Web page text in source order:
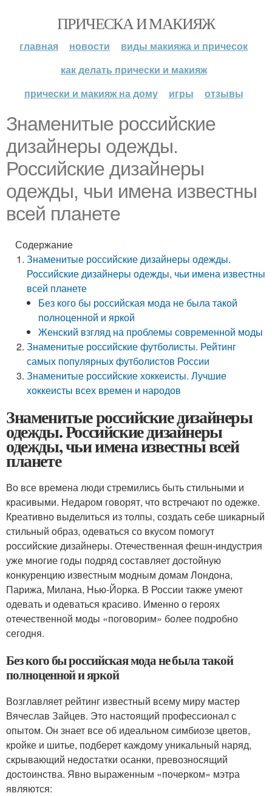
ПРИЧЕСКА И МАКИЯЖ
главная новости
виды макияжа и причесок
как делать прически и макияж
прически и макияж на дому
игры отзывы
Знаменитые российские
дизайнеры одежды.
Российские дизайнеры
одежды, чьи имена известны
всей планете
Содержание
Знаменитые российские дизайнеры одежды.
Российские дизайнеры одежды, чьи имена известны
всей планете
Без кого бы российская мода не была такой
полноценной и яркой
Женский взгляд на проблемы современной моды
Знаменитые российские футболисты. Рейтинг
самых популярных футболистов России
Знаменитые российские хоккеисты. Лучшие
хоккеисты всех времен и народов
Знаменитые российские дизайнеры
одежды. Российские дизайнеры
одежды, чьи имена известны всей
планете
Во все времена люди стремились быть стильными и
красивыми. Недаром говорят, что встречают по одежке.
Креативно выделиться из толпы, создать себе шикарный
стильный образ, одеваться со вкусом помогут
российские дизайнеры. Отечественная фешн-индустрия
уже многие годы подряд составляет достойную
конкуренцию известным модным домам Лондона,
Парижа, Милана, Нью-Йорка. В России также умеют
одевать и одеваться красиво. Именно о героях
отечественной моды «поговорим» более подробно
сегодня.
Без кого бы российская мода не была такой
полноценной и яркой
Возглавляет рейтинг известный всему миру мастер
Вячеслав Зайцев. Это настоящий профессионал с
опытом. Он знает все об идеальном симбиозе цветов,
кройке и шитье, подберет каждому уникальный наряд,
скрывающий недостатки осанки, превозносящий
достоинства. Явно выраженным «почерком» мэтра
являются: